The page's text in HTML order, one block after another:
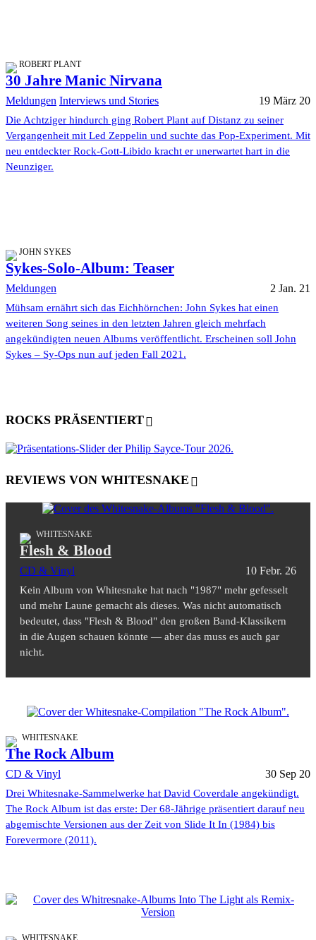
ROBERT PLANT
30 Jahre Manic Nirvana
Meldungen Interviews und Stories 19 März 20
Die Achtziger hindurch ging Robert Plant auf Distanz zu seiner
Vergangenheit mit Led Zeppelin und suchte das Pop-Experiment. Mit
neu entdeckter Rock-Gott-Libido kracht er unerwartet hart in die
Neunziger.
JOHN SYKES
Sykes-Solo-Album: Teaser
Meldungen 2 Jan. 21
Mühsam ernährt sich das Eichhörnchen: John Sykes hat einen
weiteren Song seines in den letzten Jahren gleich mehrfach
angekündigten neuen Albums veröffentlicht. Erscheinen soll John
Sykes – Sy-Ops nun auf jeden Fall 2021.
ROCKS PRÄSENTIERT
REVIEWS VON WHITESNAKE
WHITESNAKE
Flesh & Blood
CD & Vinyl 10 Febr. 26
Kein Album von Whitesnake hat nach "1987" mehr gefesselt
und mehr Laune gemacht als dieses. Was nicht automatisch
bedeutet, dass "Flesh & Blood" den großen Band-Klassikern
in die Augen schauen könnte — aber das muss es auch gar
nicht.
WHITESNAKE
The Rock Album
CD & Vinyl 30 Sep 20
Drei Whitesnake-Sammelwerke hat David Coverdale angekündigt.
The Rock Album ist das erste: Der 68-Jährige präsentiert darauf neu
abgemischte Versionen aus der Zeit von Slide It In (1984) bis
Forevermore (2011).
WHITESNAKE